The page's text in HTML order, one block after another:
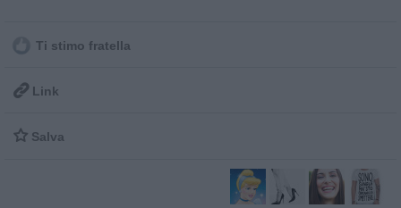
Ti stimo fratella
 Link
 Salva